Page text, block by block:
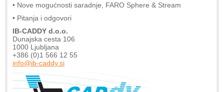
• Nove mogućnosti saradnje, FARO Sphere & Stream
• Pitanja i odgovori
IB-CADDY d.o.o.
Dunajska cesta 106
1000 Ljubljana
+386 (0)1 566 12 55
info@ib-caddy.si